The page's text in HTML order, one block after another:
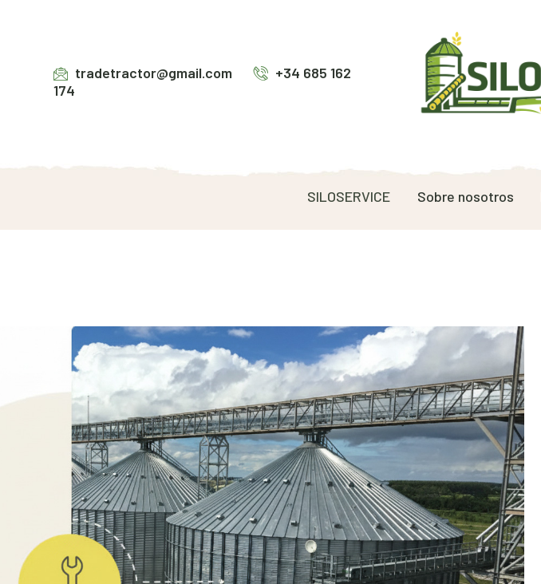
tradetractor@gmail.com
+34 685 162
174
SILOSERVICE Sobre nosotros